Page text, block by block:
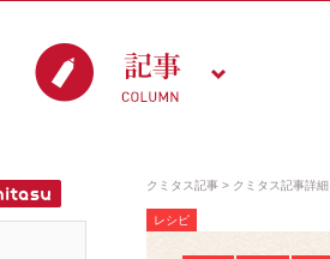
クミタス記事 クミタス記事詳細
レシピ